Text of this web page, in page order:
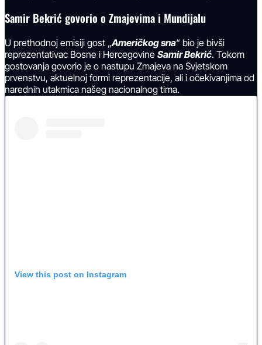
Samir Bekrić govorio o Zmajevima i Mundijalu
U prethodnoj emisiji gost „Američkog sna“ bio je bivši
reprezentativac Bosne i Hercegovine Samir Bekrić. Tokom
gostovanja govorio je o nastupu Zmajeva na Svjetskom
prvenstvu, aktuelnoj formi reprezentacije, ali i očekivanjima od
narednih utakmica našeg nacionalnog tima.
View this post on Instagram